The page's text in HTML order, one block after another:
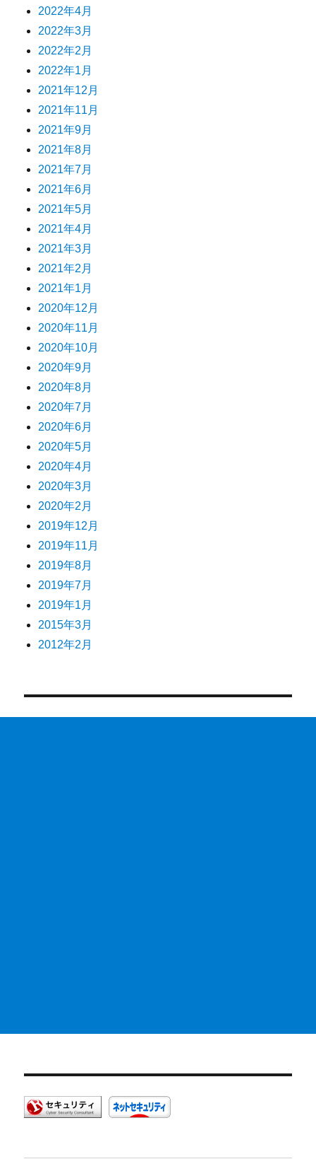
2022年4月
2022年3月
2022年2月
2022年1月
2021年12月
2021年11月
2021年9月
2021年8月
2021年7月
2021年6月
2021年5月
2021年4月
2021年3月
2021年2月
2021年1月
2020年12月
2020年11月
2020年10月
2020年9月
2020年8月
2020年7月
2020年6月
2020年5月
2020年4月
2020年3月
2020年2月
2019年12月
2019年11月
2019年8月
2019年7月
2019年1月
2015年3月
2012年2月